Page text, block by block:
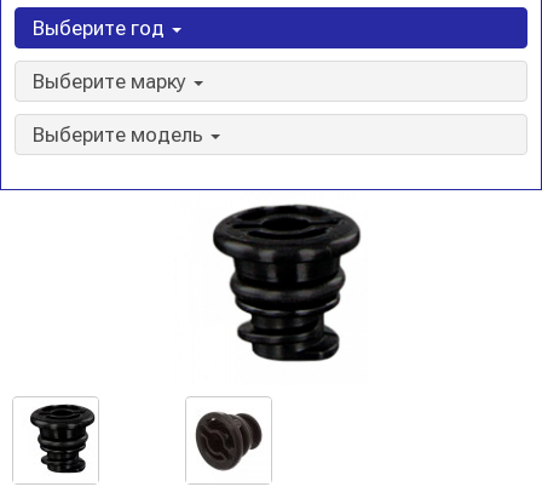
Выберите год
Выберите марку
Выберите модель